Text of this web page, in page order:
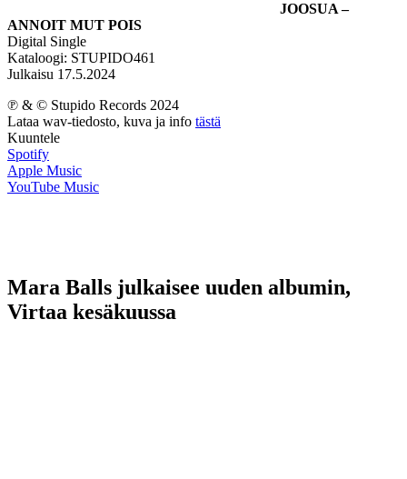
JOOSUA –
ANNOIT MUT POIS
Digital Single
Kataloogi: STUPIDO461
Julkaisu 17.5.2024
℗ & © Stupido Records 2024
Lataa wav-tiedosto, kuva ja info tästä
Kuuntele
Spotify
Apple Music
YouTube Music
Mara Balls julkaisee uuden albumin,
Virtaa kesäkuussa